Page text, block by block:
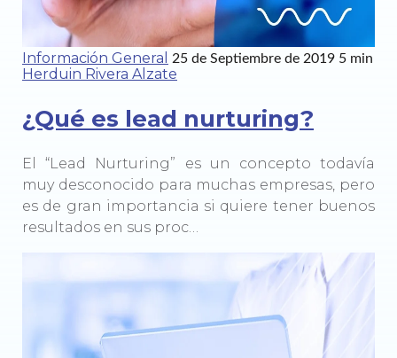
Información General 25 de Septiembre de 2019 5 min
Herduin Rivera Alzate
¿Qué es lead nurturing?
El “Lead Nurturing” es un concepto todavía
muy desconocido para muchas empresas, pero
es de gran importancia si quiere tener buenos
resultados en sus proc…